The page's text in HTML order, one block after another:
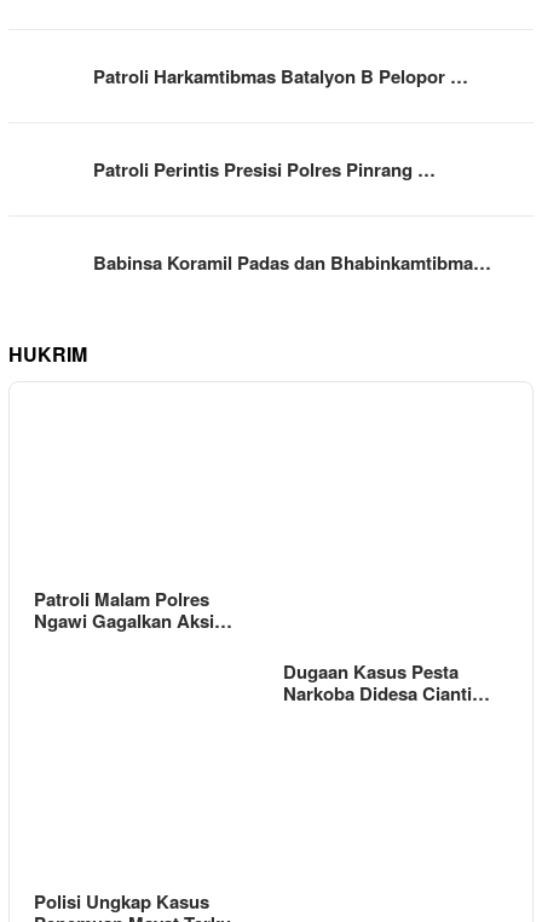
Patroli Harkamtibmas Batalyon B Pelopor …
Patroli Perintis Presisi Polres Pinrang …
Babinsa Koramil Padas dan Bhabinkamtibma…
HUKRIM
Patroli Malam Polres
Ngawi Gagalkan Aksi…
Dugaan Kasus Pesta
Narkoba Didesa Cianti…
Polisi Ungkap Kasus